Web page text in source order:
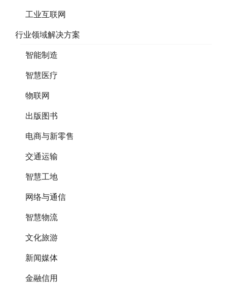
工业互联网
行业领域解决方案
智能制造
智慧医疗
物联网
出版图书
电商与新零售
交通运输
智慧工地
网络与通信
智慧物流
文化旅游
新闻媒体
金融信用